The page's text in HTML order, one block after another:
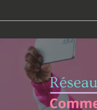
d’abonnés